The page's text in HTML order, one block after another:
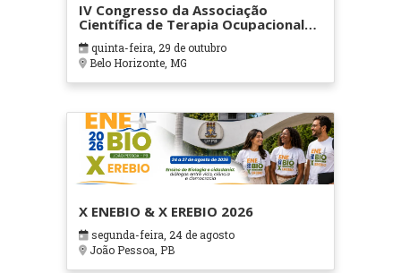
IV Congresso da Associação
Científica de Terapia Ocupacional
em Contextos Hospitalares e
Cuidados Paliativos - ATOHOSP
quinta-feira, 29 de outubro
Belo Horizonte, MG
X ENEBIO & X EREBIO 2026
segunda-feira, 24 de agosto
João Pessoa, PB